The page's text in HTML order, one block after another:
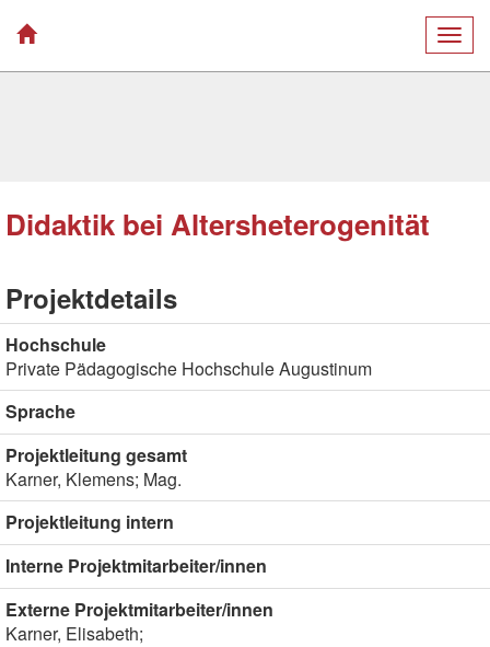
Didaktik bei Altersheterogenität
Projektdetails
Hochschule
Private Pädagogische Hochschule Augustinum
Sprache
Projektleitung gesamt
Karner, Klemens; Mag.
Projektleitung intern
Interne Projektmitarbeiter/innen
Externe Projektmitarbeiter/innen
Karner, Elisabeth;